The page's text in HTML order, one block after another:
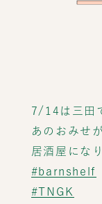
7/14は三田
あのおみせ
居酒屋にな
#barnshelf
#TNGK